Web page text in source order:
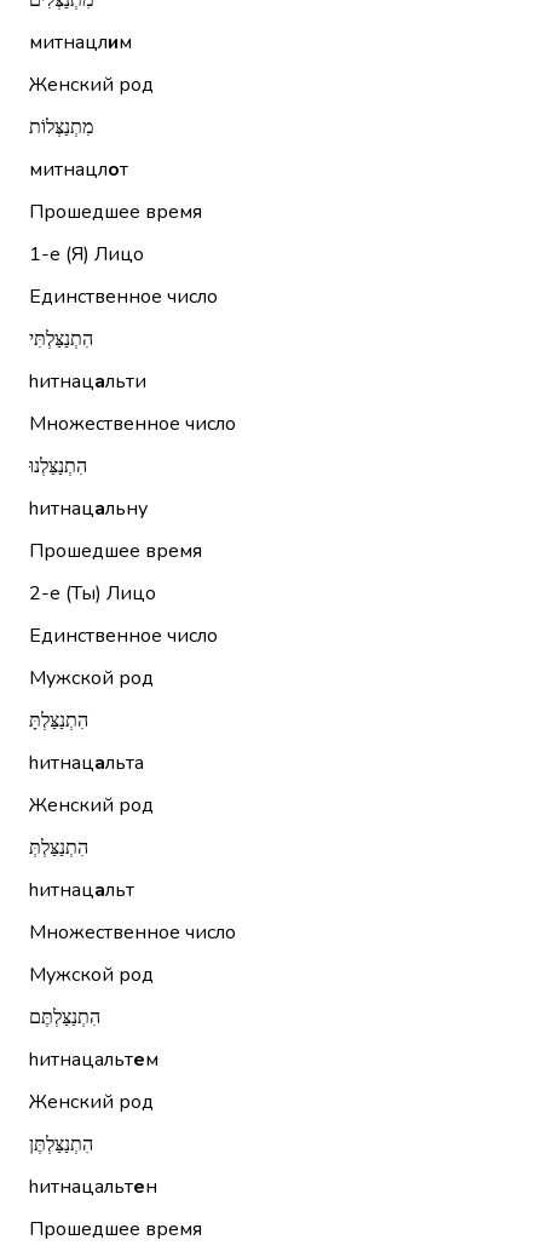
митнацлим
Женский род
מִתְנַצְּלוֹת
митнацлот
Прошедшее время
1-е (Я) Лицо
Единственное число
הִתְנַצַּלְתִּי
hитнацальти
Множественное число
הִתְנַצַּלְנוּ
hитнацальну
Прошедшее время
2-е (Ты) Лицо
Единственное число
Мужской род
הִתְנַצַּלְתָּ
hитнацальта
Женский род
הִתְנַצַּלְתְּ
hитнацальт
Множественное число
Мужской род
הִתְנַצַּלְתֶּם
hитнацальтем
Женский род
הִתְנַצַּלְתֶּן
hитнацальтен
Прошедшее время